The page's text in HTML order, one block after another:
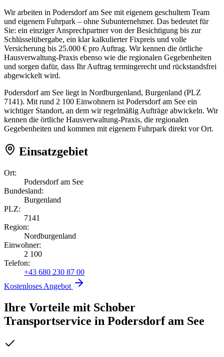
Wir arbeiten in Podersdorf am See mit eigenem geschultem Team
und eigenem Fuhrpark – ohne Subunternehmer. Das bedeutet für
Sie: ein einziger Ansprechpartner von der Besichtigung bis zur
Schlüsselübergabe, ein klar kalkulierter Fixpreis und volle
Versicherung bis 25.000 € pro Auftrag. Wir kennen die örtliche
Hausverwaltung-Praxis ebenso wie die regionalen Gegebenheiten
und sorgen dafür, dass Ihr Auftrag termingerecht und rückstandsfrei
abgewickelt wird.
Podersdorf am See liegt in Nordburgenland, Burgenland (PLZ
7141). Mit rund 2 100 Einwohnern ist Podersdorf am See ein
wichtiger Standort, an dem wir regelmäßig Aufträge abwickeln. Wir
kennen die örtliche Hausverwaltung-Praxis, die regionalen
Gegebenheiten und kommen mit eigenem Fuhrpark direkt vor Ort.
Einsatzgebiet
Ort:
Podersdorf am See
Bundesland:
Burgenland
PLZ:
7141
Region:
Nordburgenland
Einwohner:
2 100
Telefon:
+43 680 230 87 00
Kostenloses Angebot
Ihre Vorteile mit Schober
Transportservice in Podersdorf am See